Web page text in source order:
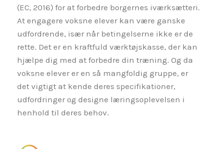
(EC, 2016) for at forbedre borgernes iværksætteri.
At engagere voksne elever kan være ganske
udfordrende, især når betingelserne ikke er de
rette. Det er en kraftfuld værktøjskasse, der kan
hjælpe dig med at forbedre din træning. Og da
voksne elever er en så mangfoldig gruppe, er
det vigtigt at kende deres specifikationer,
udfordringer og designe læringsoplevelsen i
henhold til deres behov.